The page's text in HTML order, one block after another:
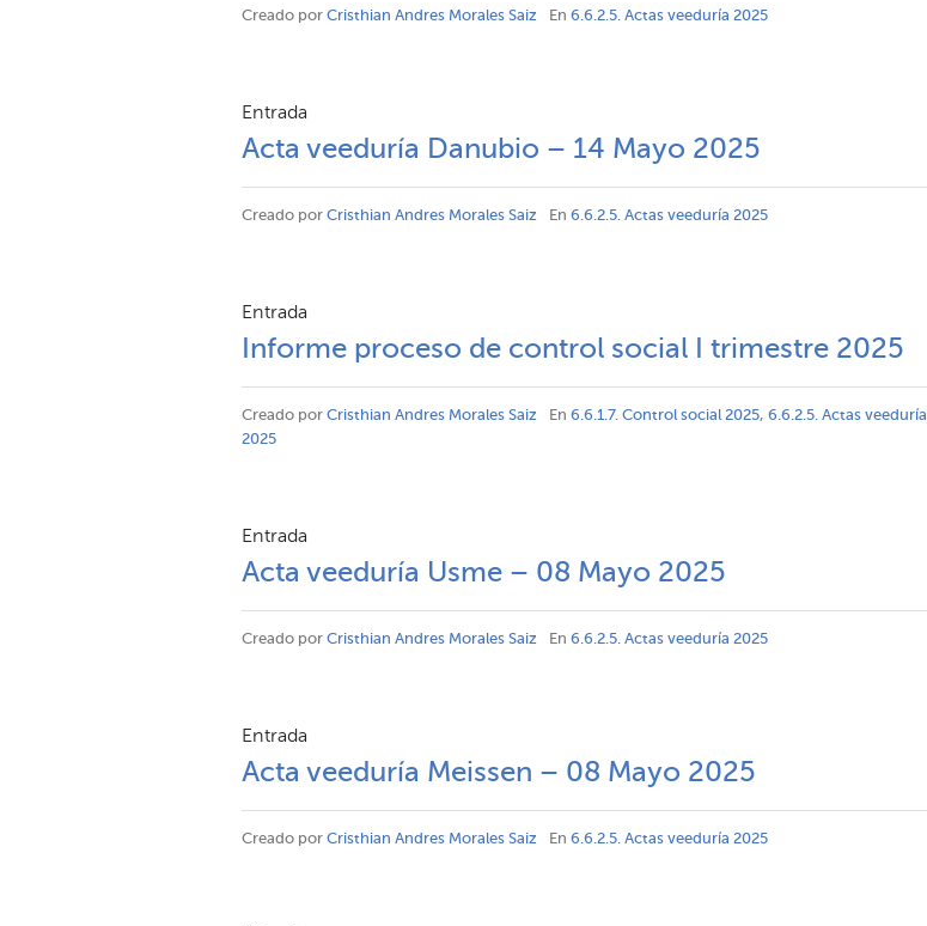
Creado por Cristhian Andres Morales Saiz En 6.6.2.5. Actas veeduría 2025
Entrada
Acta veeduría Danubio – 14 Mayo 2025
Creado por Cristhian Andres Morales Saiz En 6.6.2.5. Actas veeduría 2025
Entrada
Informe proceso de control social I trimestre 2025
Creado por Cristhian Andres Morales Saiz En 6.6.1.7. Control social 2025, 6.6.2.5. Actas veeduría
2025
Entrada
Acta veeduría Usme – 08 Mayo 2025
Creado por Cristhian Andres Morales Saiz En 6.6.2.5. Actas veeduría 2025
Entrada
Acta veeduría Meissen – 08 Mayo 2025
Creado por Cristhian Andres Morales Saiz En 6.6.2.5. Actas veeduría 2025